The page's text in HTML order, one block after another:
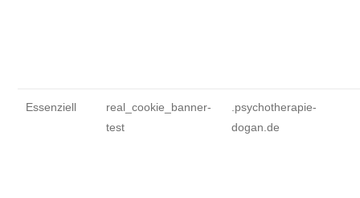
Essenziell
real_cookie_banner-
test
.psychotherapie-
dogan.de